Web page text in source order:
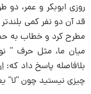
روزی ابوبکر و عمر،
قد آن دو نفر کمی
مطرح کرد و خطاب به
میان ما، مثل حرف ”
بلافاصله پاسخ داد که:
چیزی نیستید چون “لا”